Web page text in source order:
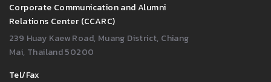
Corporate Communication and Alumni
Relations Center (CCARC)
239 Huay Kaew Road, Muang District, Chiang
Mai, Thailand 50200
Tel/Fax